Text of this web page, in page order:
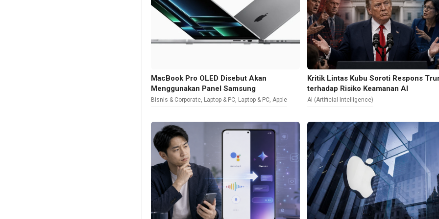
MacBook Pro OLED Disebut Akan
Menggunakan Panel Samsung
Bisnis & Corporate, Laptop & PC, Laptop & PC,Apple
Kritik Lintas Kubu Soroti Respons
terhadap Risiko Keamanan AI
AI (Artificial Intelligence)